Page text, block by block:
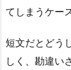
てしまうケー
短文だとどう
しく、勘違い